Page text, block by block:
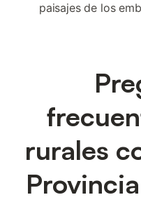
paisajes de los
rurales